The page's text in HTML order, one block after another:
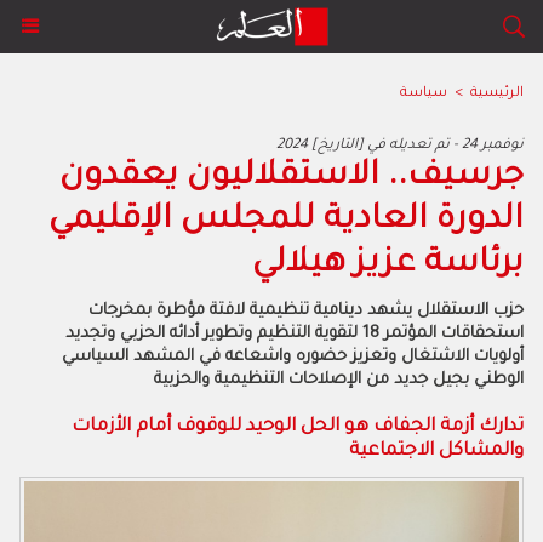
الرئيسية > سياسة
2024 نوفمبر 24 - تم تعديله في [التاريخ]
جرسيف.. الاستقلاليون يعقدون
الدورة العادية للمجلس الإقليمي
برئاسة عزيز هيلالي
حزب الاستقلال يشهد دينامية تنظيمية لافتة مؤطرة بمخرجات
استحقاقات المؤتمر 18 لتقوية التنظيم وتطوير أدائه الحزبي وتجديد
أولويات الاشتغال وتعزيز حضوره واشعاعه في المشهد السياسي
الوطني بجيل جديد من الإصلاحات التنظيمية والحزبية
تدارك أزمة الجفاف هو الحل الوحيد للوقوف أمام الأزمات
والمشاكل الاجتماعية